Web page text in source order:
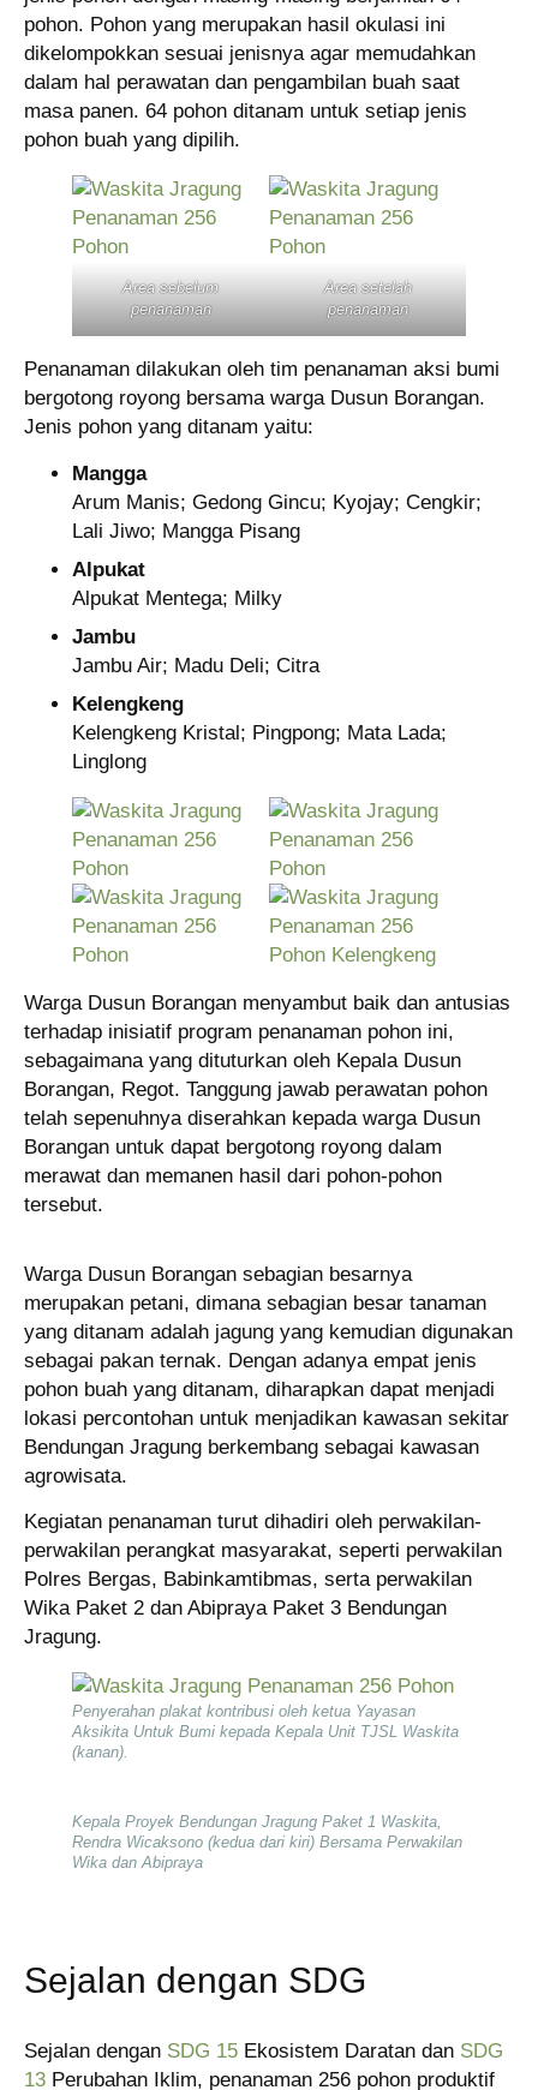
pohon. Pohon yang merupakan hasil okulasi ini
dikelompokkan sesuai jenisnya agar memudahkan
dalam hal perawatan dan pengambilan buah saat
masa panen. 64 pohon ditanam untuk setiap jenis
pohon buah yang dipilih.
Area sebelum
penanaman
Area setelah
penanaman
Penanaman dilakukan oleh tim penanaman aksi bumi
bergotong royong bersama warga Dusun Borangan.
Jenis pohon yang ditanam yaitu:
Mangga
Arum Manis; Gedong Gincu; Kyojay; Cengkir;
Lali Jiwo; Mangga Pisang
Alpukat
Alpukat Mentega; Milky
Jambu
Jambu Air; Madu Deli; Citra
Kelengkeng
Kelengkeng Kristal; Pingpong; Mata Lada;
Linglong
Warga Dusun Borangan menyambut baik dan antusias
terhadap inisiatif program penanaman pohon ini,
sebagaimana yang dituturkan oleh Kepala Dusun
Borangan, Regot. Tanggung jawab perawatan pohon
telah sepenuhnya diserahkan kepada warga Dusun
Borangan untuk dapat bergotong royong dalam
merawat dan memanen hasil dari pohon-pohon
tersebut.
Warga Dusun Borangan sebagian besarnya
merupakan petani, dimana sebagian besar tanaman
yang ditanam adalah jagung yang kemudian digunakan
sebagai pakan ternak. Dengan adanya empat jenis
pohon buah yang ditanam, diharapkan dapat menjadi
lokasi percontohan untuk menjadikan kawasan sekitar
Bendungan Jragung berkembang sebagai kawasan
agrowisata.
Kegiatan penanaman turut dihadiri oleh perwakilan-
perwakilan perangkat masyarakat, seperti perwakilan
Polres Bergas, Babinkamtibmas, serta perwakilan
Wika Paket 2 dan Abipraya Paket 3 Bendungan
Jragung.
Penyerahan plakat kontribusi oleh ketua Yayasan
Aksikita Untuk Bumi kepada Kepala Unit TJSL Waskita
(kanan).
Kepala Proyek Bendungan Jragung Paket 1 Waskita,
Rendra Wicaksono (kedua dari kiri) Bersama Perwakilan
Wika dan Abipraya
Sejalan dengan SDG
Sejalan dengan SDG 15 Ekosistem Daratan dan SDG
13 Perubahan Iklim, penanaman 256 pohon produktif